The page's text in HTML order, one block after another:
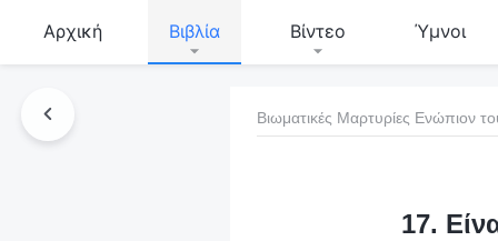
Αρχική Βιβλία Βίντεο Ύμνοι
Βιωματικές Μαρτυρίες Ενώπιον
17.